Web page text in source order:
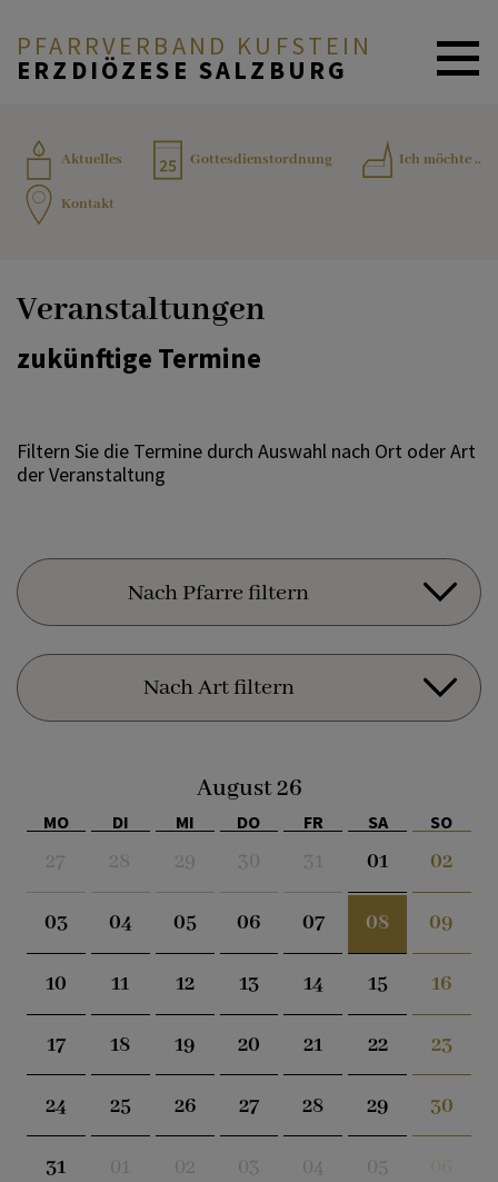
PFARRVERBAND KUFSTEIN
ERZDIÖZESE SALZBURG
AKTUELLES
INFORMATION & BILDUNG
KONTAKT
Aktuelles Gottesdienstordnung Ich möchte ..
Kontakt
Veranstaltungen
zukünftige Termine
Filtern Sie die Termine durch Auswahl nach Ort oder Art
der Veranstaltung
Nach Pfarre filtern
August26
MO DI MI DO FR SA SO
27 28 29 30 31 01 02
03 04 05 06 07 08 09
10 11 12 13 14 15 16
17 18 19 20 21 22 23
24 25 26 27 28 29 30
31 01 02 03 04 05